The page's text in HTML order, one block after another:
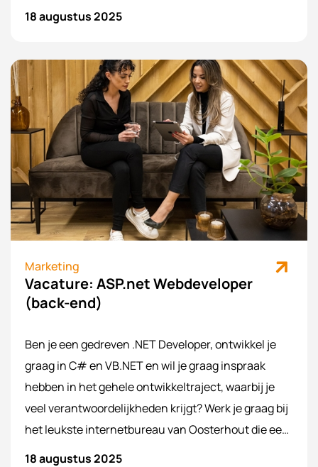
minimaal uit 3 dagen meewerken en de overige
18 augustus 2025
Marketing
Vacature: ASP.net Webdeveloper
(back-end)
Ben je een gedreven .NET Developer, ontwikkel je
graag in C# en VB.NET en wil je graag inspraak
hebben in het gehele ontwikkeltraject, waarbij je
veel verantwoordelijkheden krijgt? Werk je graag bij
het leukste internetbureau van Oosterhout die een
hoge kwaliteit nastreeft? Reageer dan op deze
18 augustus 2025